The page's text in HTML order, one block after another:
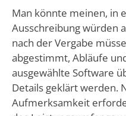
Man könnte meinen, in
Ausschreibung würden
nach der Vergabe
abgestimmt, Abläufe
ausgewählte Software
Details geklärt werden.
Aufmerksamkeit